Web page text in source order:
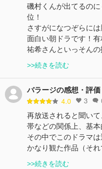
磯村くんが出てるの
位！
さすがになつぞらに
面白い朝ドラです！
祐希さんといっそん
>>続きを読む
バラージの感想・評価
4.0 3
再放送されると聞い
帯などの関係上、基本
その中でこのドラマ
かなり観た作品（そ
>>続きを読む